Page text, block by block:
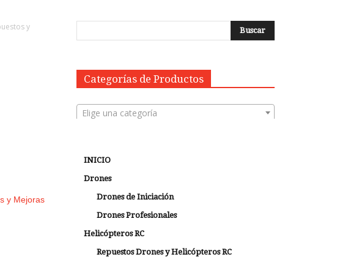
y
y Mejoras
Categorías de Productos
Elige una categoría
INICIO
Drones
Drones de Iniciación
Drones Profesionales
Helicópteros RC
Repuestos Drones y Helicópteros RC